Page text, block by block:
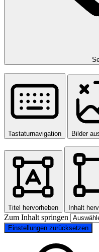
Tastaturnavigation Bilder
Titel hervorheben Inhalt
Zum Inhalt springen
Einstellungen zurücksetzen